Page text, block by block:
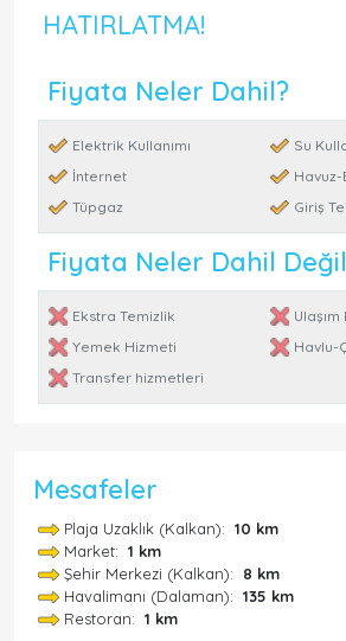
HATIRLATMA!
Fiyata Neler Dahil?
Elektrik Kullanımı
Su
İnternet
Havuz-
Tüpgaz
Giriş
Fiyata Neler Dahil
Ekstra Temizlik
Yemek Hizmeti
Havlu-
Transfer hizmetleri
Mesafeler
Plaja Uzaklık (Kalkan): 10 km
Market: 1 km
Şehir Merkezi (Kalkan): 8 km
Havalimanı (Dalaman): 135 km
Restoran: 1 km